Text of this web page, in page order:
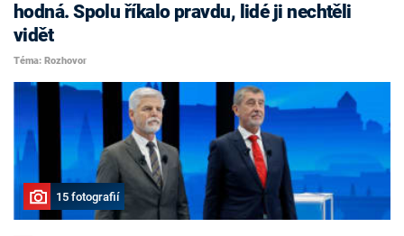
hodná. Spolu říkalo pravdu, lidé ji nechtěli
vidět
Téma: Rozhovor
15 fotografií